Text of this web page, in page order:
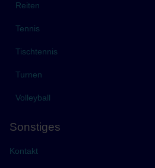
Reiten
Tennis
Tischtennis
Turnen
Volleyball
Sonstiges
Kontakt